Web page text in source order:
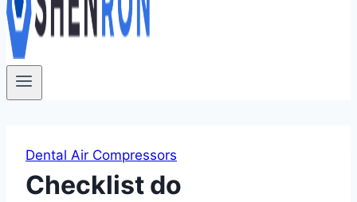
Dental Air Compressors
Checklist do